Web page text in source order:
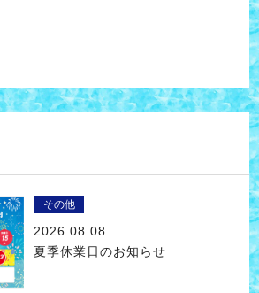
その他
2026.08.08
夏季休業日のお知らせ